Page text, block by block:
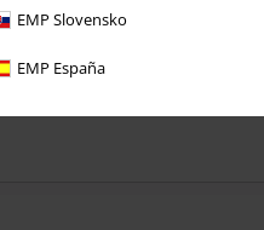
EMP Slovensko
EMP España